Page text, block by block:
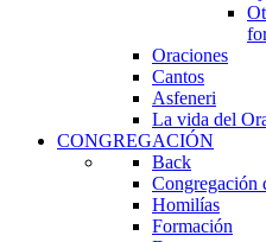
Oraciones
Cantos
Asfeneri
La vida del
CONGREGACIÓN
Back
Congregación
Homilías
Formación